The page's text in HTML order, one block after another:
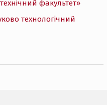
факультет»
технологічний